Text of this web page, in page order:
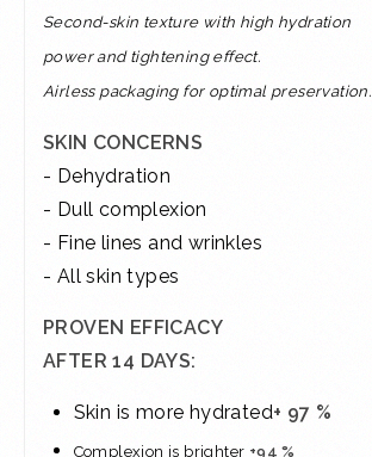
Second-skin texture with high hydration
power and tightening effect.
Airless packaging for optimal preservation.
SKIN CONCERNS
- Dehydration
- Dull complexion
​- Fine lines and wrinkles
- All skin types
PROVEN EFFICACY
AFTER 14 DAYS:
Skin is more hydrated+ 97 %
Complexion is brighter +94 %